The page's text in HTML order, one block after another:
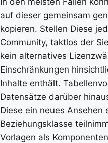
auf dieser gemeinsam
kopieren. Stellen Diese
Community, taktlos der
kein alternatives
Einschränkungen
Inhalte enthält.
Datensätze darüber
Diese ein neues
Beziehungsklasse
Vorlagen als